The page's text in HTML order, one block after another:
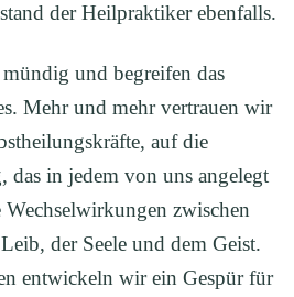
der Heilpraktiker ebenfalls.
und begreifen das
Mehr und mehr vertrauen wir
auf die
in jedem von uns angelegt
zwischen
der Seele und dem Geist.
entwickeln wir ein Gespür für